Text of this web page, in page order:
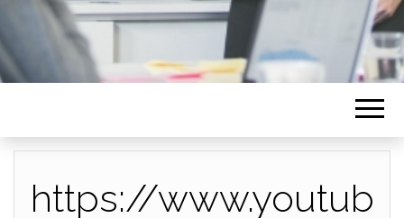
https://www.youtub